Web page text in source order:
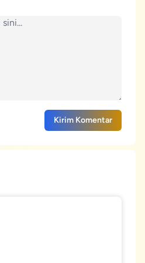
Kirim Komentar